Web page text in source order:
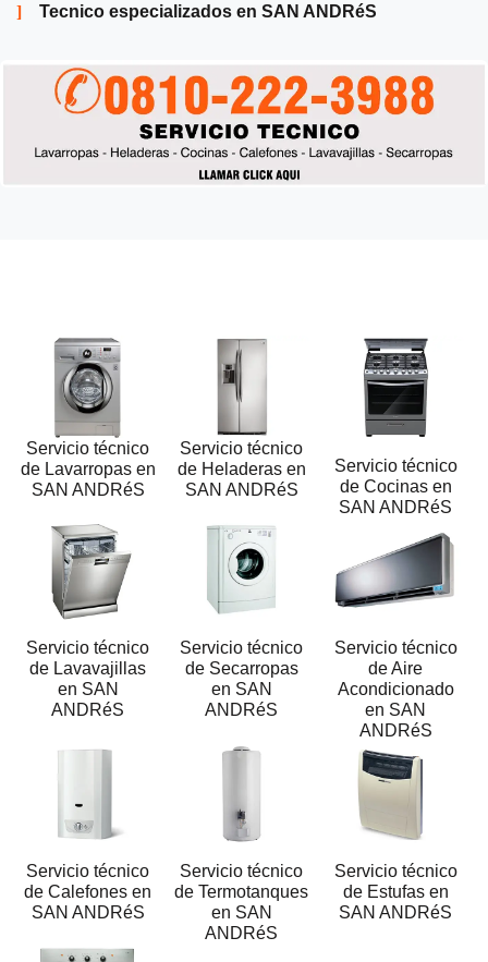
Tecnico especializados en SAN ANDRéS
Servicio técnico
de Lavarropas en
SAN ANDRéS
Servicio técnico
de Heladeras en
SAN ANDRéS
Servicio técnico
de Cocinas en
SAN ANDRéS
Servicio técnico
de Lavavajillas
en SAN
ANDRéS
Servicio técnico
de Secarropas
en SAN
ANDRéS
Servicio técnico
de Aire
Acondicionado
en SAN
ANDRéS
Servicio técnico
de Calefones en
SAN ANDRéS
Servicio técnico
de Termotanques
en SAN
ANDRéS
Servicio técnico
de Estufas en
SAN ANDRéS